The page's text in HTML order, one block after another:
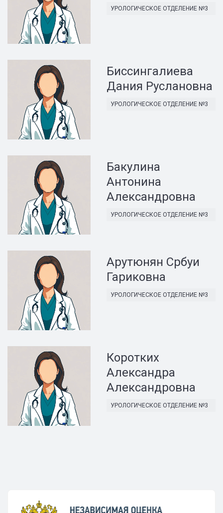
УРОЛОГИЧЕСКОЕ ОТДЕЛЕНИЕ №3
Биссингалиева
Дания Руслановна
УРОЛОГИЧЕСКОЕ ОТДЕЛЕНИЕ №3
Бакулина
Антонина
Александровна
УРОЛОГИЧЕСКОЕ ОТДЕЛЕНИЕ №3
Арутюнян Србуи
Гариковна
УРОЛОГИЧЕСКОЕ ОТДЕЛЕНИЕ №3
Коротких
Александра
Александровна
УРОЛОГИЧЕСКОЕ ОТДЕЛЕНИЕ №3